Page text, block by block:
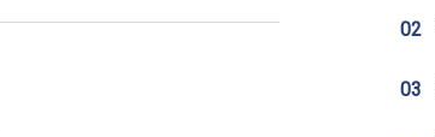
02
03